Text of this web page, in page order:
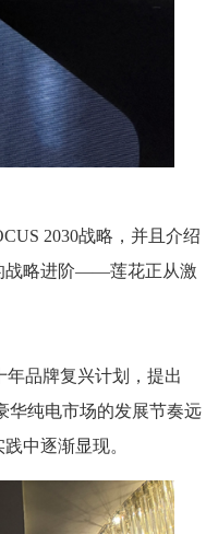
2030战略，并且介绍
战略进阶——莲花正从激
年品牌复兴计划，提出
华纯电市场的发展节奏远
中逐渐显现。